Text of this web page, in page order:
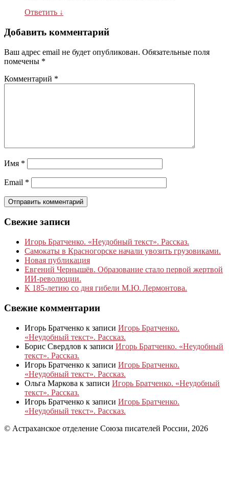
Ответить ↓
Добавить комментарий
Ваш адрес email не будет опубликован. Обязательные поля
помечены *
Комментарий *
Имя *
Email *
Свежие записи
Игорь Братченко. «Неудобный текст». Рассказ.
Самокаты в Красногорске начали увозить грузовиками.
Новая публикация
Евгений Чернышёв. Образование стало первой жертвой
ИИ-революции.
К 185‑летию со дня гибели М.Ю. Лермонтова.
Свежие комментарии
Игорь Братченко к записи Игорь Братченко.
«Неудобный текст». Рассказ.
Борис Свердлов к записи Игорь Братченко. «Неудобный
текст». Рассказ.
Игорь Братченко к записи Игорь Братченко.
«Неудобный текст». Рассказ.
Ольга Маркова к записи Игорь Братченко. «Неудобный
текст». Рассказ.
Игорь Братченко к записи Игорь Братченко.
«Неудобный текст». Рассказ.
© Астраханское отделение Союза писателей России, 2026